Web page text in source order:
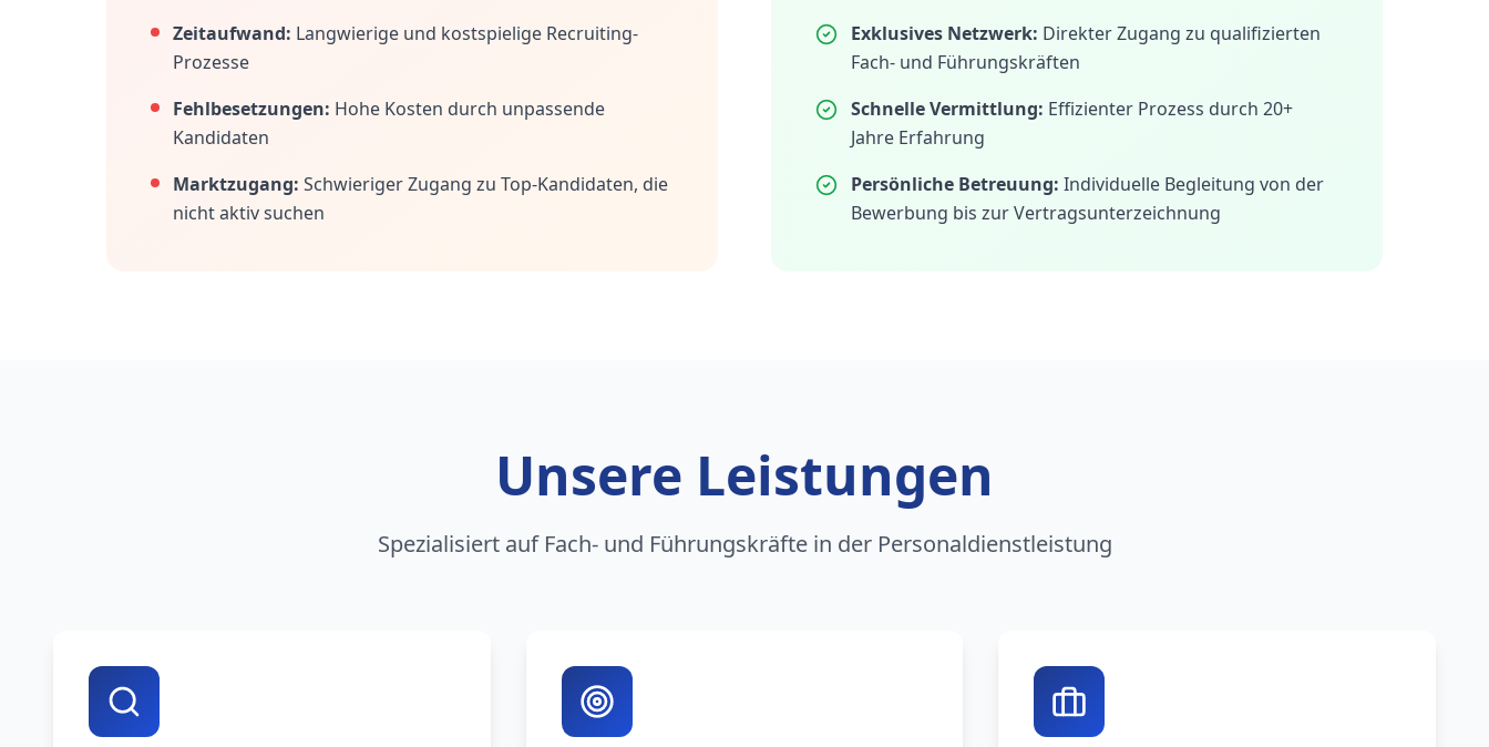
Zeitaufwand: Langwierige und kostspielige Recruiting-
Prozesse
Fehlbesetzungen: Hohe Kosten durch unpassende
Kandidaten
Marktzugang: Schwieriger Zugang zu Top-Kandidaten, die
nicht aktiv suchen
Exklusives Netzwerk: Direkter Zugang zu qualifizierten
Fach- und Führungskräften
Schnelle Vermittlung: Effizienter Prozess durch 20+
Jahre Erfahrung
Persönliche Betreuung: Individuelle Begleitung von der
Bewerbung bis zur Vertragsunterzeichnung
Unsere Leistungen
Spezialisiert auf Fach- und Führungskräfte in der Personaldienstleistung